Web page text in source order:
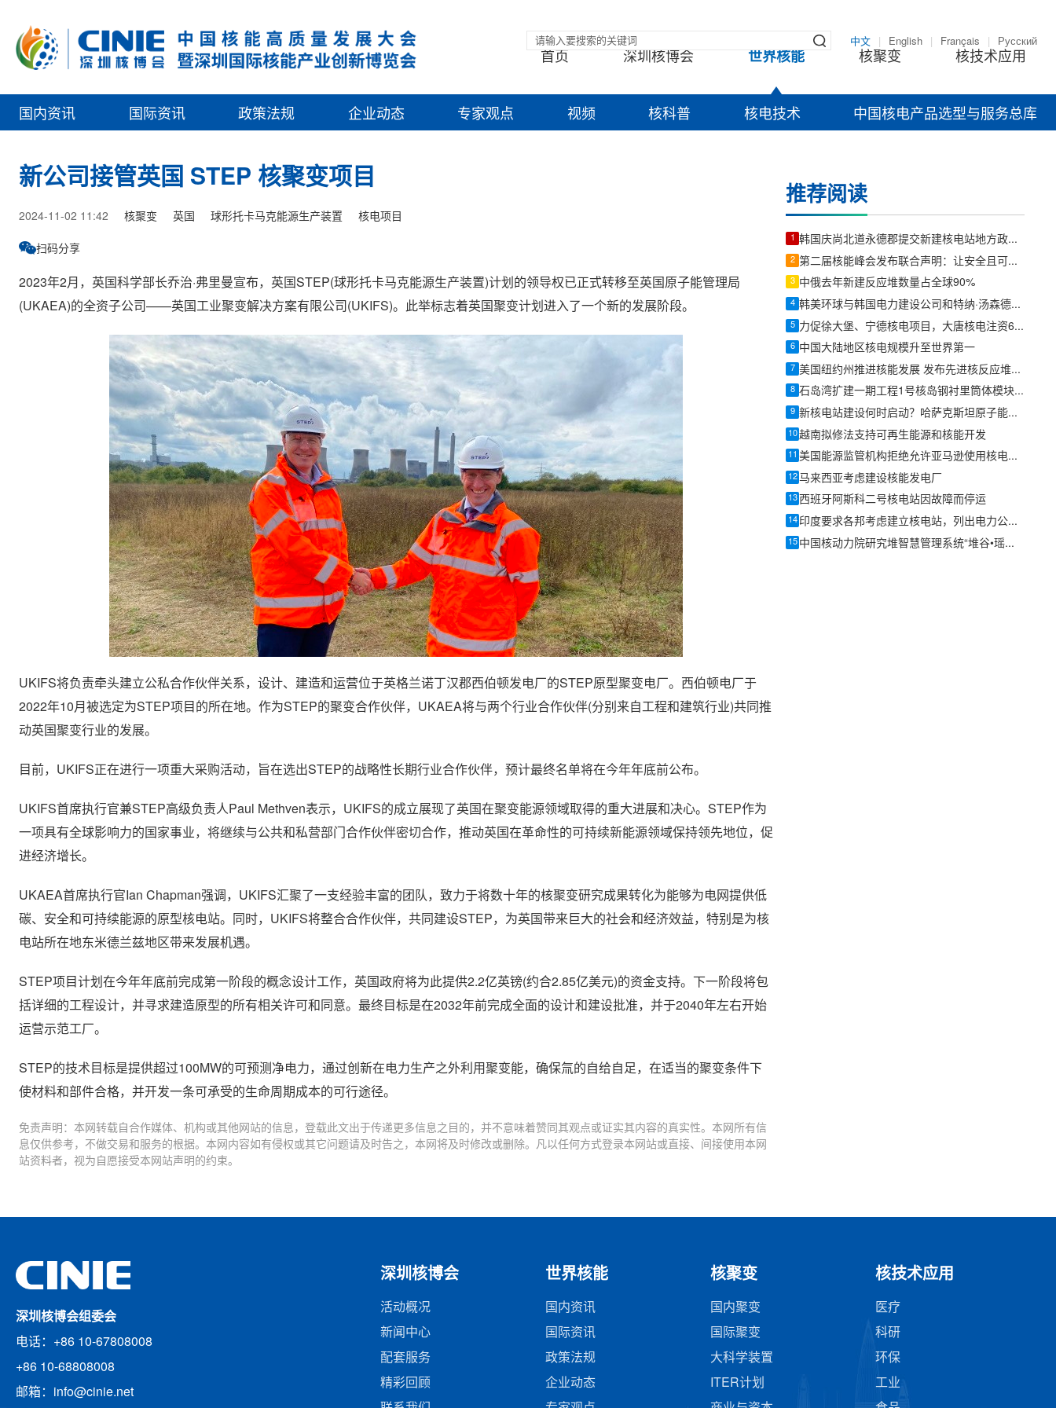
中文 English Français Русский
首页 深圳核博会 世界核能 核聚变 核技术应用
国内资讯 国际资讯 政策法规 企业动态 专家观点 视频 核科普 核电技术 中国核电产品选型与服务总库
新公司接管英国 STEP 核聚变项目
2024-11-02 11:42 核聚变 英国 球形托卡马克能源生产装置 核电项目
扫码分享
2023年2月，英国科学部长乔治·弗里曼宣布，英国STEP(球形托卡马克能源生产装置)计划的领导权已正式转移至英国原子能管理局
(UKAEA)的全资子公司——英国工业聚变解决方案有限公司(UKIFS)。此举标志着英国聚变计划进入了一个新的发展阶段。
UKIFS将负责牵头建立公私合作伙伴关系，设计、建造和运营位于英格兰诺丁汉郡西伯顿发电厂的STEP原型聚变电厂。西伯顿电厂于
2022年10月被选定为STEP项目的所在地。作为STEP的聚变合作伙伴，UKAEA将与两个行业合作伙伴(分别来自工程和建筑行业)共同推
动英国聚变行业的发展。
目前，UKIFS正在进行一项重大采购活动，旨在选出STEP的战略性长期行业合作伙伴，预计最终名单将在今年年底前公布。
UKIFS首席执行官兼STEP高级负责人Paul Methven表示，UKIFS的成立展现了英国在聚变能源领域取得的重大进展和决心。STEP作为
一项具有全球影响力的国家事业，将继续与公共和私营部门合作伙伴密切合作，推动英国在革命性的可持续新能源领域保持领先地位，促
进经济增长。
UKAEA首席执行官Ian Chapman强调，UKIFS汇聚了一支经验丰富的团队，致力于将数十年的核聚变研究成果转化为能够为电网提供低
碳、安全和可持续能源的原型核电站。同时，UKIFS将整合合作伙伴，共同建设STEP，为英国带来巨大的社会和经济效益，特别是为核
电站所在地东米德兰兹地区带来发展机遇。
STEP项目计划在今年年底前完成第一阶段的概念设计工作，英国政府将为此提供2.2亿英镑(约合2.85亿美元)的资金支持。下一阶段将包
括详细的工程设计，并寻求建造原型的所有相关许可和同意。最终目标是在2032年前完成全面的设计和建设批准，并于2040年左右开始
运营示范工厂。
STEP的技术目标是提供超过100MW的可预测净电力，通过创新在电力生产之外利用聚变能，确保氚的自给自足，在适当的聚变条件下
使材料和部件合格，并开发一条可承受的生命周期成本的可行途径。
免责声明：本网转载自合作媒体、机构或其他网站的信息，登载此文出于传递更多信息之目的，并不意味着赞同其观点或证实其内容的真实性。本网所有信
息仅供参考，不做交易和服务的根据。本网内容如有侵权或其它问题请及时告之，本网将及时修改或删除。凡以任何方式登录本网站或直接、间接使用本网
站资料者，视为自愿接受本网站声明的约束。
推荐阅读
1 韩国庆尚北道永德郡提交新建核电站地方政府支持计划
2 第二届核能峰会发布联合声明：让安全且可负担的核能惠及所有人
3 中俄去年新建反应堆数量占全球90%
4 韩美环球与韩国电力建设公司和特纳·汤森德公司合作开展全球核能项目。
5 力促徐大堡、宁德核电项目，大唐核电注资6亿元增持核电公司
6 中国大陆地区核电规模升至世界第一
7 美国纽约州推进核能发展 发布先进核反应堆招标公告
8 石岛湾扩建一期工程1号核岛钢衬里筒体模块吊装全面收官
9 新核电站建设何时启动？哈萨克斯坦原子能署署长萨特哈利耶夫回应
10 越南拟修法支持可再生能源和核能开发
11 美国能源监管机构拒绝允许亚马逊使用核电站作为其数据中心
12 马来西亚考虑建设核能发电厂
13 西班牙阿斯科二号核电站因故障而停运
14 印度要求各邦考虑建立核电站，列出电力公司名单
15 中国核动力院研究堆智慧管理系统“堆谷•瑶光”正式发布
深圳核博会组委会
电话：+86 10-67808008
+86 10-68808008
邮箱：info@cinie.net
深圳核博会
活动概况
新闻中心
配套服务
精彩回顾
世界核能
国内资讯
国际资讯
政策法规
企业动态
核聚变
国内聚变
国际聚变
大科学装置
ITER计划
核技术应用
医疗
科研
环保
工业